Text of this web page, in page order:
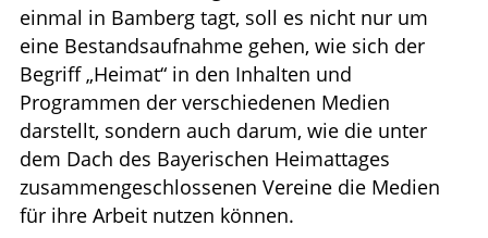
einmal in Bamberg tagt, soll es nicht nur um
eine Bestandsaufnahme gehen, wie sich der
Begriff „Heimat“ in den Inhalten und
Programmen der verschiedenen Medien
darstellt, sondern auch darum, wie die unter
dem Dach des Bayerischen Heimattages
zusammengeschlossenen Vereine die Medien
für ihre Arbeit nutzen können.